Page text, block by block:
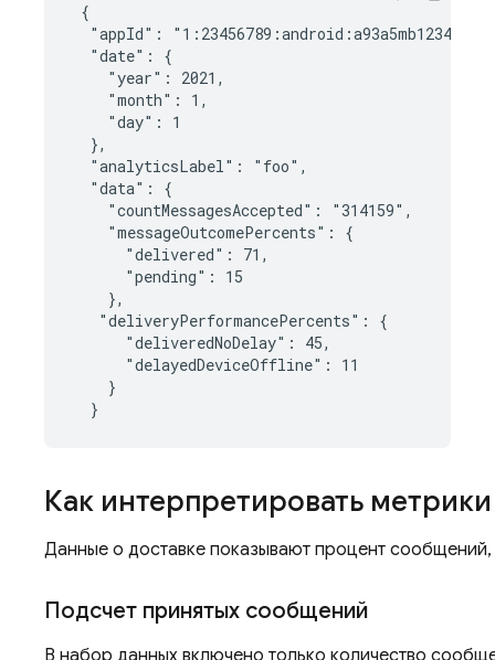
{
"appId":
  "date": {
    "year": 2021,
    "month": 1,
    "day": 1
  },
  "analyticsLabel": "foo",
  "data": {
    "countMessagesAccepted": "314159",
    "messageOutcomePercents": {
      "delivered": 71,
      "pending": 15
    },
   "deliveryPerformancePercents": {
      "deliveredNoDelay": 45,
      "delayedDeviceOffline": 11
    }
Как интерпретировать метрики
Данные о доставке показывают процент
Подсчет принятых сообщений
В набор данных включено только количество